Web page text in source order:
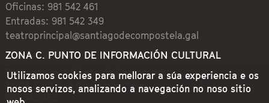
Oficinas: 981 542 461
Entradas: 981 542 349
teatroprincipal@santiagodecompostela.gal
ZONA C. PUNTO DE INFORMACIÓN CULTURAL
Preguntoiro, 1 (Praza de Cervantes)
15704 Santiago de Compostela
981 542 462
Utilizamos cookies para mellorar a súa experiencia e os
nosos servizos, analizando a navegación no noso sitio